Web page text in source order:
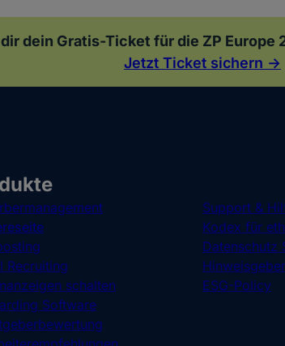
dein Gratis-Ticket für die ZP Europe
Jetzt Ticket sichern ->
Recruiting
schalten
Software
Support &
Kodex für
Datenschutz
ESG-Policy